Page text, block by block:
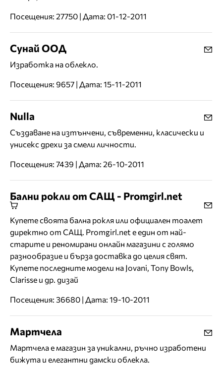
Посещения: 27750 | Дата: 01-12-2011
Сунай ООД
Изработка на облекло.
Посещения: 9657 | Дата: 15-11-2011
Nulla
Създаване на изтънчени, съвременни, класически и
унисекс дрехи за смели личности.
Посещения: 7439 | Дата: 26-10-2011
Бални рокли от САЩ - Promgirl.net
Купете своята бална рокля или официален тоалет
директно от САЩ. Promgirl.net е един от най-
старите и реномирани онлайн магазини с голямо
разнообразие и бърза доставка до целия свят.
Купете последните модели на Jovani, Tony Bowls,
Clarisse и др. дизай
Посещения: 36680 | Дата: 19-10-2011
Мартчела
Мартчела е магазин за уникални, ръчно изработени
бижута и елегантни дамски облекла.